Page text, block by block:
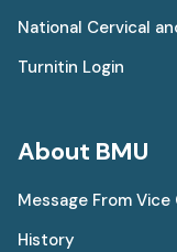
National Cervical
Turnitin Login
About BMU
Message From
History